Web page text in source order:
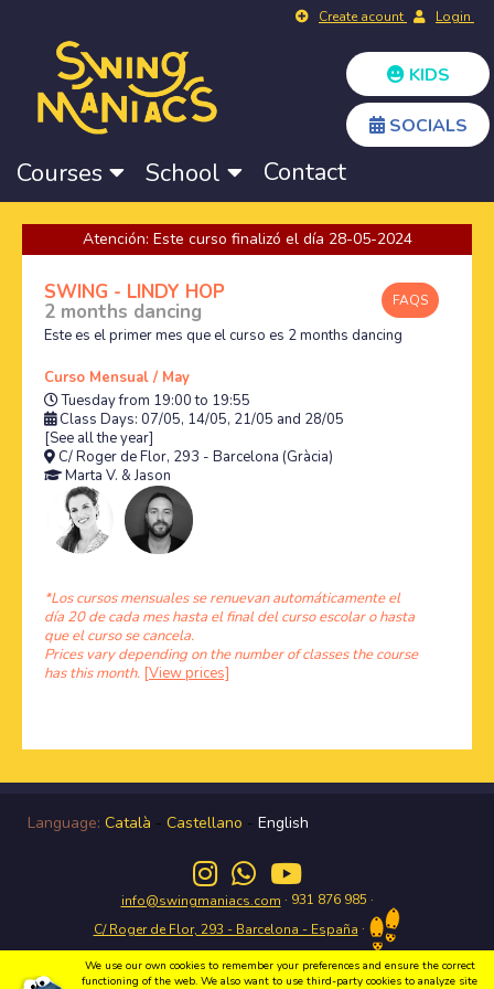
Create acount Login
KIDS
SOCIALS
Courses School Contact
Atención: Este curso finalizó el día 28-05-2024
FAQS
SWING - LINDY HOP
2 months dancing
Este es el primer mes que el curso es 2 months dancing
Curso Mensual / May
Tuesday from 19:00 to 19:55
Class Days: 07/05, 14/05, 21/05 and 28/05
[See all the year]
C/ Roger de Flor, 293 - Barcelona (Gràcia)
Marta V. &Jason
*Los cursos mensuales se renuevan automáticamente el
día 20 de cada mes hasta el final del curso escolar o hasta
que el curso se cancela.
Prices vary depending on the number of classes the course
has this month. [View prices]
Language: Català - Castellano - English
info@swingmaniacs.com · 931 876 985 ·
C/ Roger de Flor, 293 - Barcelona - España ·
We use our own cookies to remember your preferences and ensure the correct
functioning of the web. We also want to use third-party cookies to analyze site